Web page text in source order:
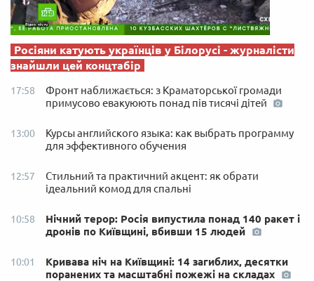
Росіяни катують українців у Білорусі - журналісти
знайшли цей концтабір
17:58
Фронт наближається: з Краматорської громади
примусово евакуюють понад пів тисячі дітей
13:00
Курсы английского языка: как выбрать программу
для эффективного обучения
12:57
Стильний та практичний акцент: як обрати
ідеальний комод для спальні
10:58
Нічний терор: Росія випустила понад 140 ракет і
дронів по Київщині, вбивши 15 людей
10:01
Кривава ніч на Київщині: 14 загиблих, десятки
поранених та масштабні пожежі на складах